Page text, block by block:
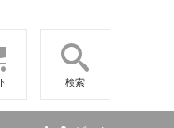
検索